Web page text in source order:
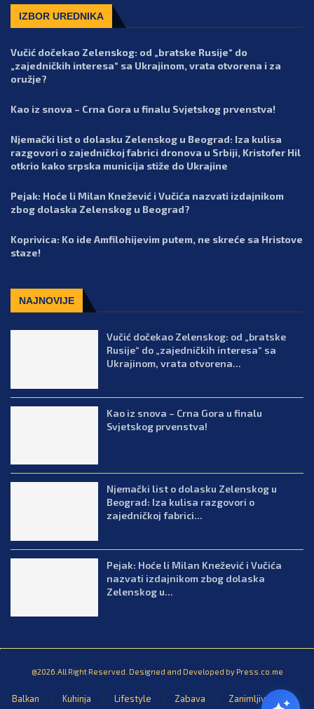
IZBOR UREDNIKA
Vučić dočekao Zelenskog: od „bratske Rusije“ do
„zajedničkih interesa“ sa Ukrajinom, vrata otvorena i za
oružje?
Kao iz snova – Crna Gora u finalu Svjetskog prvenstva!
Njemački list o dolasku Zelenskog u Beograd: Iza kulisa
razgovori o zajedničkoj fabrici dronova u Srbiji, Kristofer Hil
otkrio kako srpska municija stiže do Ukrajine
Pejak: Hoće li Milan Knežević i Vučića nazvati izdajnikom
zbog dolaska Zelenskog u Beograd?
Koprivica: Ko ide Amfilohijevim putem, ne skreće sa Hristove
staze!
NAJNOVIJE
Vučić dočekao Zelenskog: od „bratske
Rusije“ do „zajedničkih interesa“ sa
Ukrajinom, vrata otvorena...
Kao iz snova – Crna Gora u finalu
Svjetskog prvenstva!
Njemački list o dolasku Zelenskog u
Beograd: Iza kulisa razgovori o
zajedničkoj fabrici...
Pejak: Hoće li Milan Knežević i Vučića
nazvati izdajnikom zbog dolaska
Zelenskog u...
@2026.All Right Reserved. Designed and Developed by Press.co.me
Balkan Kuhinja Lifestyle Zabava Zanimljivosti